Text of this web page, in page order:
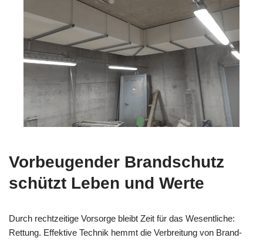
Vorbeugender Brandschutz
schützt Leben und Werte
Durch rechtzeitige Vorsorge bleibt Zeit für das Wesentliche:
Rettung. Effektive Technik hemmt die Verbreitung von Brand-